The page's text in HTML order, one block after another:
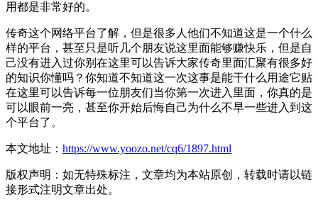
用都是非常好的。
传奇这个网络平台了解，但是很多人他们不知道这是一个什么
样的平台，甚至只是听几个朋友说这里面能够赚快乐 ，但是自
己没有进入过你别在这里可以告诉大家传奇里面汇聚有很多好
的知识你懂吗？你知道不知道这一次这事是能干什么用途它贴
在这里可以告诉每一位朋友们当你第一次进入里面，你真的是
可以眼前一亮，甚至你开始后悔自己为什么不早一些进入到这
个平台了。
本文地址： https://www.yoozo.net/cq6/1897.html
版权声明：如无特殊标注，文章均为本站原创，转载时请以链
接形式注明文章出处。